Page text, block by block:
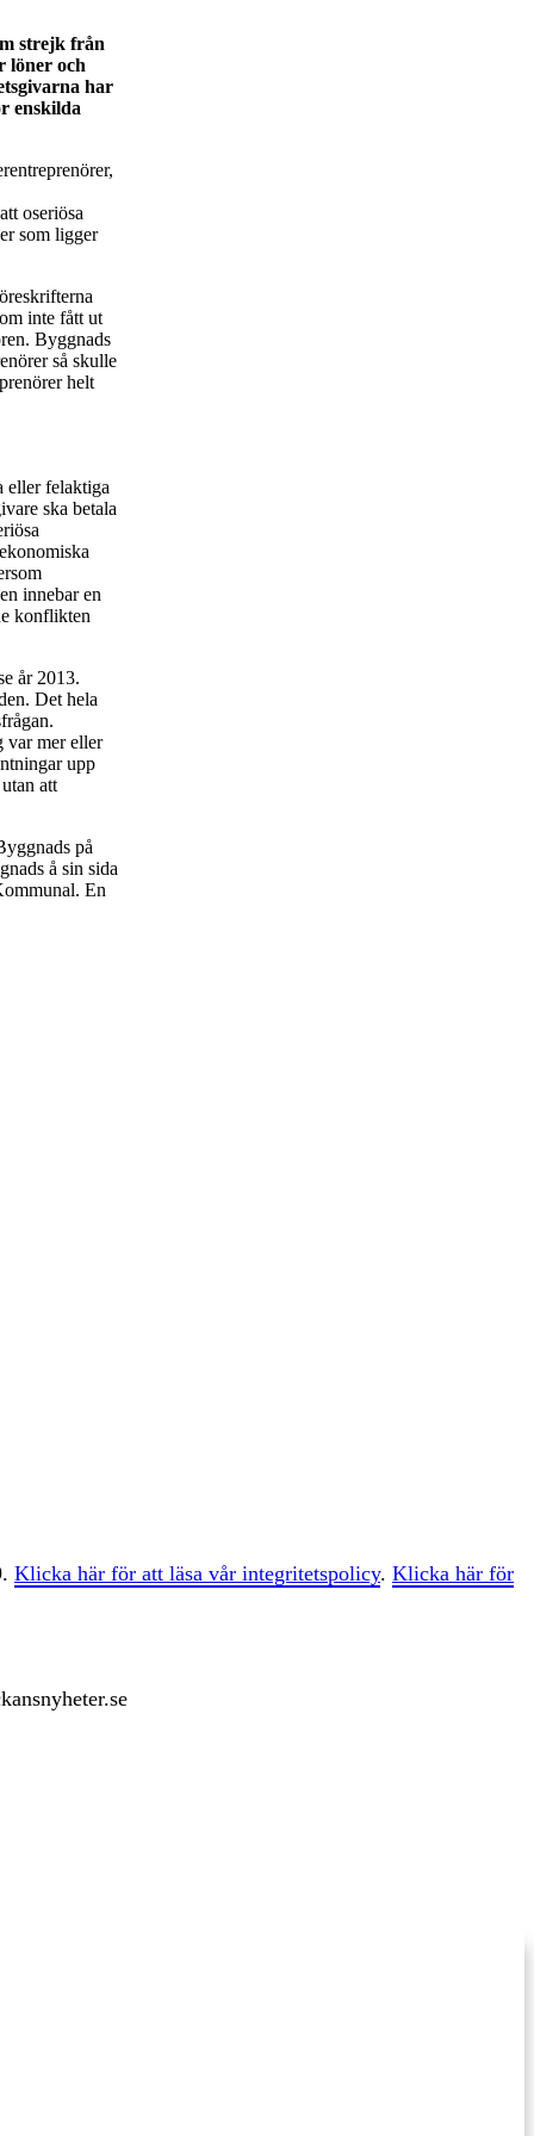
strejk från
löner och
har
enskilda
oseriösa
som ligger
inte fått ut
Byggnads
så skulle
helt
eller felaktiga
ska betala
innebar en
konflikten
år 2013.
Det hela
var mer eller
upp
att
på
å sin sida
En
Klicka här för att läsa vår integritetspolicy. Klicka här för